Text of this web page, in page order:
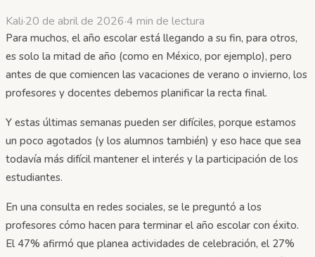
Kali·20 de abril de 2026·4 min de lectura
Para muchos, el año escolar está llegando a su fin, para otros,
es solo la mitad de año (como en México, por ejemplo), pero
antes de que comiencen las vacaciones de verano o invierno, los
profesores y docentes debemos planificar la recta final.
Y estas últimas semanas pueden ser difíciles, porque estamos
un poco agotados (y los alumnos también) y eso hace que sea
todavía más difícil mantener el interés y la participación de los
estudiantes.
En una consulta en redes sociales, se le preguntó a los
profesores cómo hacen para terminar el año escolar con éxito.
El 47% afirmó que planea actividades de celebración, el 27%